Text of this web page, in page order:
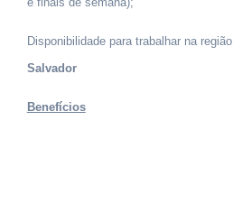
Disponibilidade para trabalhar na região
Salvador
Benefícios